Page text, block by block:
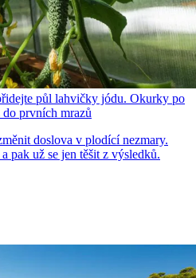
půl lahvičky jódu. Okurky po
prvních mrazů
doslova v plodící nezmary.
pak už se jen těšit z výsledků.